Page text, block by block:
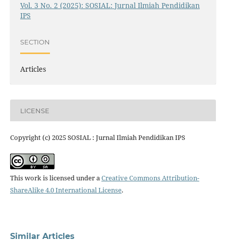
Vol. 3 No. 2 (2025): SOSIAL: Jurnal Ilmiah Pendidikan
IPS
SECTION
Articles
LICENSE
Copyright (c) 2025 SOSIAL : Jurnal Ilmiah Pendidikan IPS
This work is licensed under aCreative Commons Attribution-
ShareAlike 4.0 International License.
Similar Articles